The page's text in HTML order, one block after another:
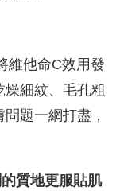
維他命C效用發
細紋、毛孔粗
題一網打盡，
質地更服貼肌